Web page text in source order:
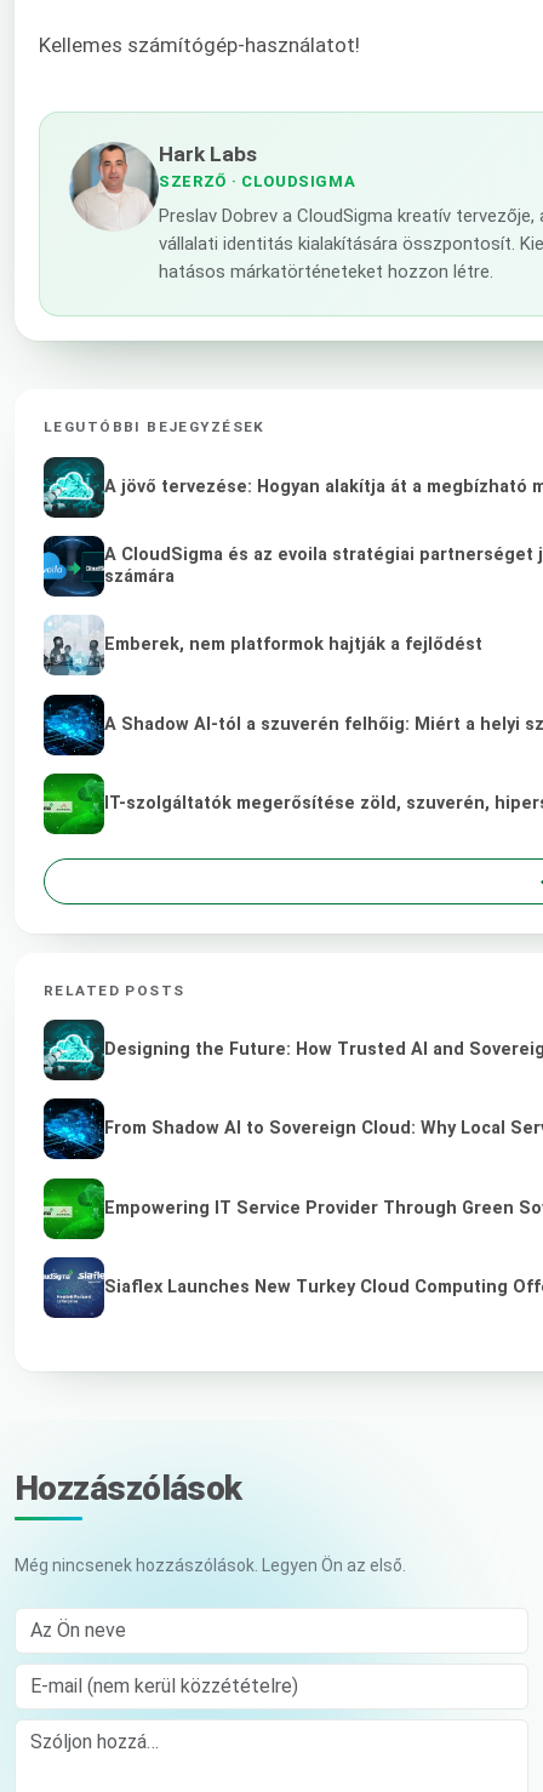
Kellemes számítógép-használatot!
Hark Labs
SZERZŐ · CLOUDSIGMA
Preslav Dobrev a CloudSigma kreatív
vállalati identitás kialakítására összpontosít.
hatásos márkatörténeteket hozzon létre.
LEGUTÓBBI BEJEGYZÉSEK
A jövő tervezése: Hogyan alakítja át a
A CloudSigma és az evoila stratégiai
számára
Emberek, nem platformok hajtják a fejlődést
A Shadow AI-tól a szuverén felhőig: Miért a helyi
IT-szolgáltatók megerősítése zöld, szuverén,
RELATED POSTS
Designing the Future: How Trusted AI and
From Shadow AI to Sovereign Cloud: Why Local
Empowering IT Service Provider Through Green
Siaflex Launches New Turkey Cloud Computing
Hozzászólások
Még nincsenek hozzászólások. Legyen Ön az első.
Az Ön neve
E-mail (nem kerül közzétételre)
Comment